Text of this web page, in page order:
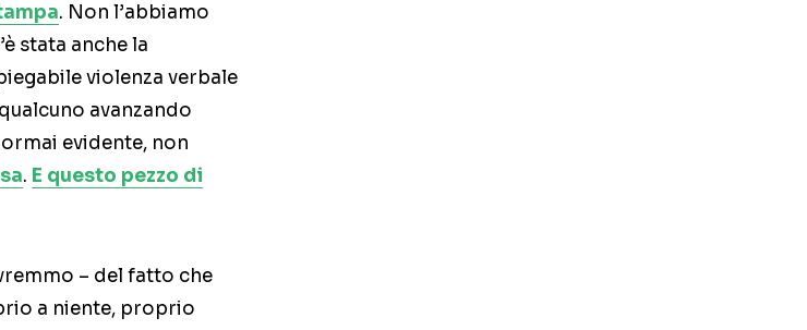
. Non l’abbiamo
stata anche la
violenza verbale
avanzando
evidente, non
. E questo pezzo di
– del fatto che
a niente, proprio